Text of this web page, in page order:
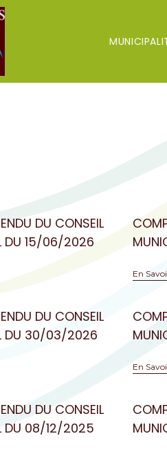
DU CONSEIL
DU 15/06/2026
En
DU CONSEIL
DU 30/03/2026
En
DU CONSEIL
DU 08/12/2025